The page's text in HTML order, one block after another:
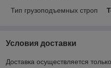
Тип грузоподъемных строп
Условия доставки
Доставка осуществляется